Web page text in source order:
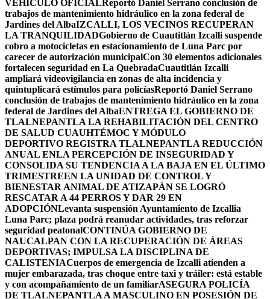
VEHÍCULO OFICIALReportó Daniel Serrano conclusión de
trabajos de mantenimiento hidráulico en la zona federal de
Jardines del AlbaIZCALLI, LOS VECINOS RECUPERAN
LA TRANQUILIDADGobierno de Cuautitlán Izcalli suspende
cobro a motocicletas en estacionamiento de Luna Parc por
carecer de autorización municipalCon 30 elementos adicionales
fortalecen seguridad en La QuebradaCuautitlán Izcalli
ampliará videovigilancia en zonas de alta incidencia y
quintuplicará estímulos para policíasReportó Daniel Serrano
conclusión de trabajos de mantenimiento hidráulico en la zona
federal de Jardines del AlbaENTREGA EL GOBIERNO DE
TLALNEPANTLA LA REHABILITACIÓN DEL CENTRO
DE SALUD CUAUHTÉMOC Y MÓDULO
DEPORTIVO REGISTRA TLALNEPANTLA REDUCCIÓN
ANUAL ENLA PERCEPCIÓN DE INSEGURIDAD Y
CONSOLIDA SU TENDENCIA A LA BAJA EN EL ÚLTIMO
TRIMESTREEN LA UNIDAD DE CONTROL Y
BIENESTAR ANIMAL DE ATIZAPÁN SE LOGRÓ
RESCATAR A 44 PERROS Y DAR 29 EN
ADOPCIÓNLevanta suspensión Ayuntamiento de Izcallia
Luna Parc; plaza podrá reanudar actividades, tras reforzar
seguridad peatonalCONTINÚA GOBIERNO DE
NAUCALPAN CON LA RECUPERACIÓN DE ÁREAS
DEPORTIVAS; IMPULSA LA DISCIPLINA DE
CALISTENIACuerpos de emergencia de Izcalli atienden a
mujer embarazada, tras choque entre taxi y tráiler: está estable
y con acompañamiento de un familiarASEGURA POLICÍA
DE TLALNEPANTLA A MASCULINO EN POSESIÓN DE